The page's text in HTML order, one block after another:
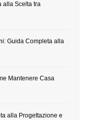
alla Scelta tra
Guida Completa alla
Mantenere Casa
alla Progettazione e